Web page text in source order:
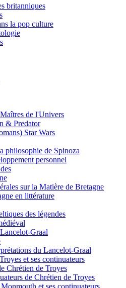
britanniques
la pop culture
de l'Univers
& Predator
Star Wars
philosophie de Spinoza
personnel
sur la Matière de Bretagne
en littérature
des légendes
Graal
du Lancelot-Graal
et ses continuateurs
Chrétien de Troyes
de Chrétien de Troyes
et ses continuateurs